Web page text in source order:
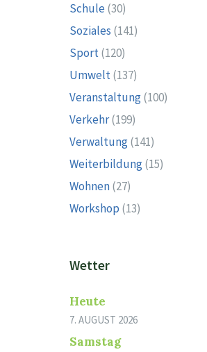
Schule (30)
Soziales (141)
Sport(120)
Umwelt(137)
Veranstaltung(100)
Verkehr(199)
Verwaltung(141)
Weiterbildung(15)
Wohnen(27)
Workshop (13)
Wetter
Heute
7. AUGUST 2026
Samstag